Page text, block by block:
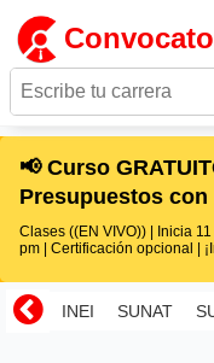
📢 Curso
Presupuestos
Clases ((EN VIVO)) | Inicia
pm | Certificación opcional |
INEI SUNAT